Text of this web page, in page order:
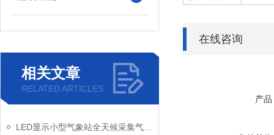
相关文章
RELATED ARTICLES
在线咨询
产品